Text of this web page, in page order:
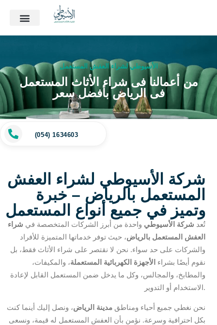
الأسيوطي لشراء العفش المستعمل
من أعمالنا فى شراء الأثاث المستعمل
فى الرياض بأفضل سعر
شركة الأسيوطي لشراء العفش
المستعمل بالرياض – خبرة
وتميز في جميع أنواع المستعمل
تُعد شركة الأسيوطي واحدة من أبرز الشركات المتخصصة في شراء
العفش المستعمل بالرياض، حيث توفر خدماتها المتميزة للأفراد
والشركات على حد سواء. نحن لا نقتصر على شراء الأثاث فقط، بل
نقوم أيضًا بشراء الأجهزة الكهربائية المستعملة، والمكيفات،
والمطابخ، والمجالس، وكل ما يدخل ضمن المستعمل القابل لإعادة
الاستخدام أو التدوير.
نحن نغطي جميع أحياء ومناطق مدينة الرياض، ونصل إليك أينما كنت
بكل احترافية وسرعة. نؤمن بأن العفش المستعمل له قيمة، ونسعى
(054) 1634603